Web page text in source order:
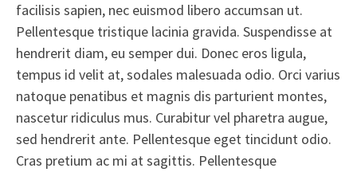
facilisis sapien, nec euismod libero accumsan ut.
Pellentesque tristique lacinia gravida. Suspendisse at
hendrerit diam, eu semper dui. Donec eros ligula,
tempus id velit at, sodales malesuada odio. Orci varius
natoque penatibus et magnis dis parturient montes,
nascetur ridiculus mus. Curabitur vel pharetra augue,
sed hendrerit ante. Pellentesque eget tincidunt odio.
Cras pretium ac mi at sagittis. Pellentesque